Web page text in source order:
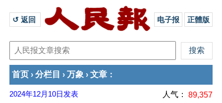
↺ 返回 电子报 正體版
首页 › 分栏目 › 万象 › 文章 ：
2024年12月10日 发表 人气： 89,357